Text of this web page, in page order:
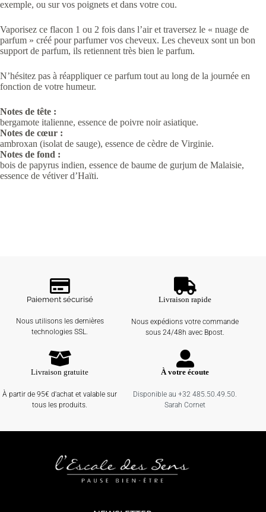
exemple, ou sur vos poignets et dans votre cou.
Vaporisez ce flacon 1 ou 2 fois dans l’air et traversez le « nuage de
parfum » créé pour parfumer vos cheveux. Les cheveux sont un bon
support de parfum, ils retiennent très bien le parfum.
N’hésitez pas à réappliquer ce parfum tout au long de la journée en
fonction de votre humeur.
Notes de tête :
bergamote italienne, essence de poivre noir asiatique.
Notes de cœur :
ambroxan (isolat de sauge), essence de cèdre de Virginie.
Notes de fond :
bois de papyrus indien, essence de baume de gurjum de Malaisie,
essence de vétiver d’Haïti.
Paiement sécurisé
Nous utilisons les dernières
technologies SSL.
Livraison rapide
Nous expédions votre commande
sous 24/48h avec Bpost.
Livraison gratuite
À partir de 95€ d'achat et valable sur
tous les produits.
À votre écoute
Disponible au +32 485.50.49.50.
Sarah Cornet